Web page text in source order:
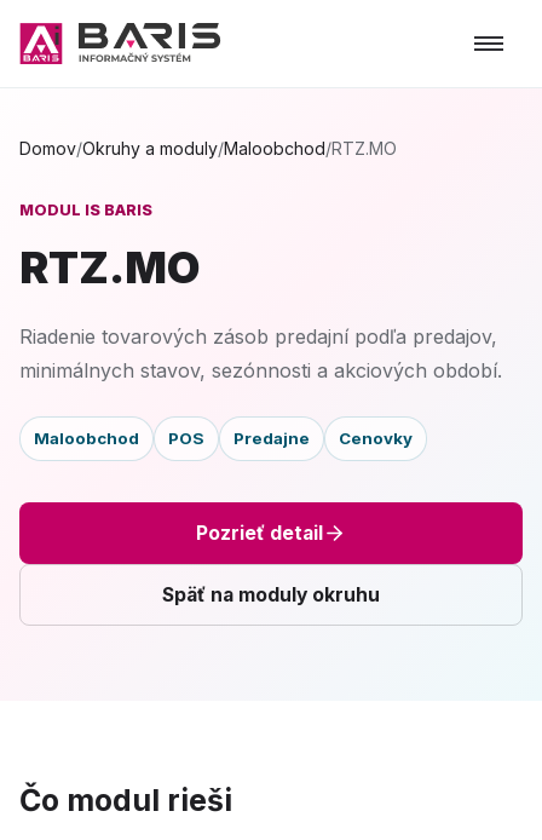
Domov/Okruhy a moduly/Maloobchod/RTZ.MO
MODUL IS BARIS
RTZ.MO
Riadenie tovarových zásob predajní podľa predajov,
minimálnych stavov, sezónnosti a akciových období.
Maloobchod POS Predajne Cenovky
Pozrieť detail
Späť na moduly okruhu
Čo modul rieši